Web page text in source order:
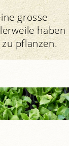
grosse
haben
pflanzen.
erleben